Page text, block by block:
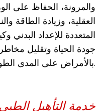
والمرونة، الحفاظ على
العقلية، وزيادة الطاقة
المتعددة للإعداد
جودة الحياة وتقليل
بالأمراض على المدى الطويل.